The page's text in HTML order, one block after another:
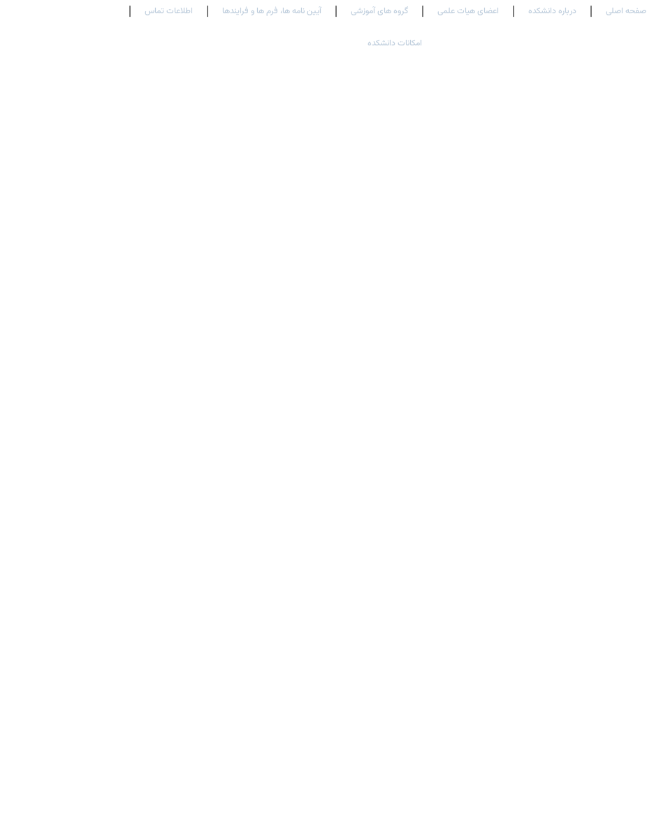
صفحه اصلی درباره دانشکده اعضای هیات علمی گروه های آموزشی آیین نامه ها، فرم ها و فرایندها اطلاعات تماس
امکانات دانشکده